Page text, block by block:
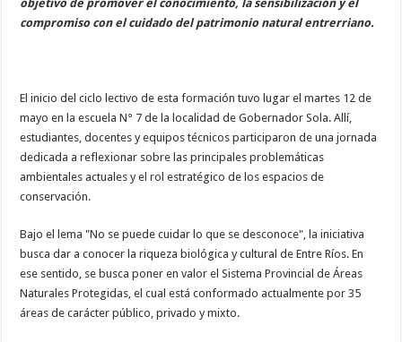
objetivo de promover el conocimiento, la sensibilización y el
compromiso con el cuidado del patrimonio natural entrerriano.
El inicio del ciclo lectivo de esta formación tuvo lugar el martes 12 de
mayo en la escuela N° 7 de la localidad de Gobernador Sola. Allí,
estudiantes, docentes y equipos técnicos participaron de una jornada
dedicada a reflexionar sobre las principales problemáticas
ambientales actuales y el rol estratégico de los espacios de
conservación.
Bajo el lema "No se puede cuidar lo que se desconoce", la iniciativa
busca dar a conocer la riqueza biológica y cultural de Entre Ríos. En
ese sentido, se busca poner en valor el Sistema Provincial de Áreas
Naturales Protegidas, el cual está conformado actualmente por 35
áreas de carácter público, privado y mixto.